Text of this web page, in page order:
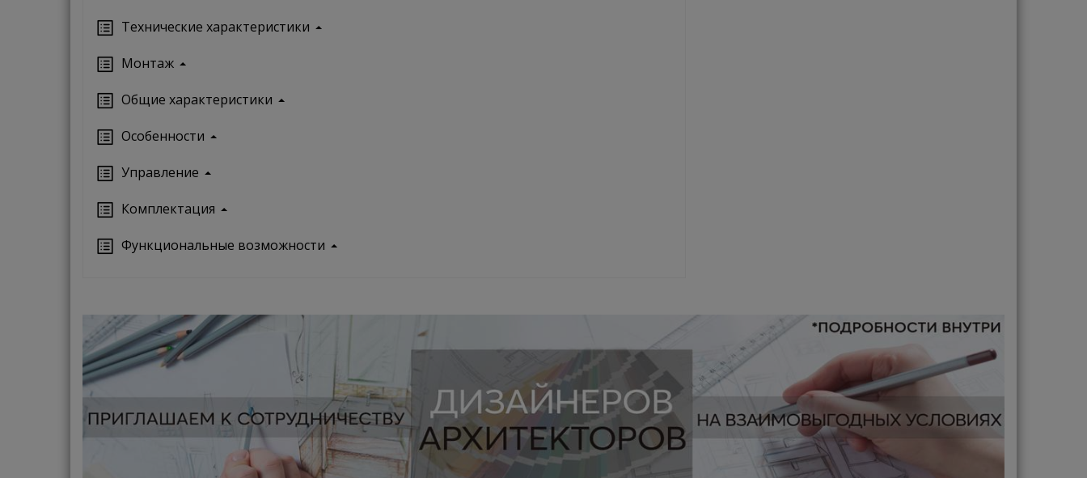
Технические характеристики
Монтаж
Oбщие характеристики
Особенности
Управление
Кoмплектация
Функциональные возможности